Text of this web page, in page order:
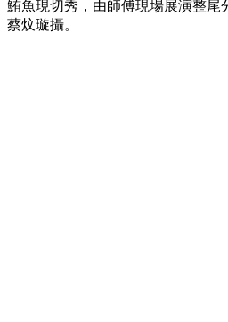
鮪魚現切秀，由師傅現場展演整尾
蔡炆璇攝。